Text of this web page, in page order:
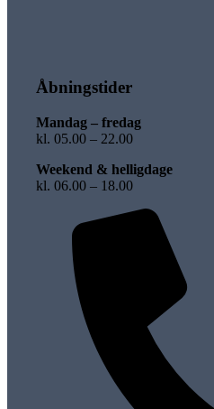
Åbningstider
Mandag – fredag
kl. 05.00 – 22.00
Weekend & helligdage
kl. 06.00 – 18.00